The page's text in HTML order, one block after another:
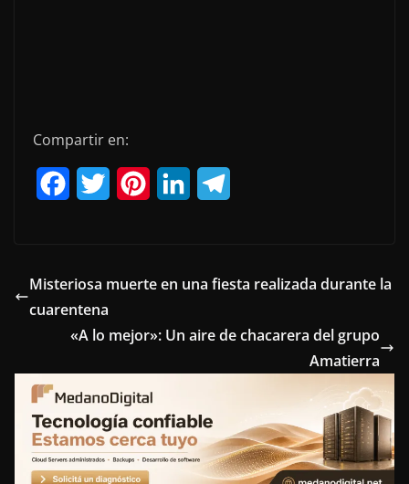
Compartir en:
e
b
o
k
t
e
r
t
e
s
t
k
d
I
n
e
r
a
Misteriosa muerte en una fiesta realizada durante la
cuarentena
«A lo mejor»: Un aire de chacarera del grupo
Amatierra